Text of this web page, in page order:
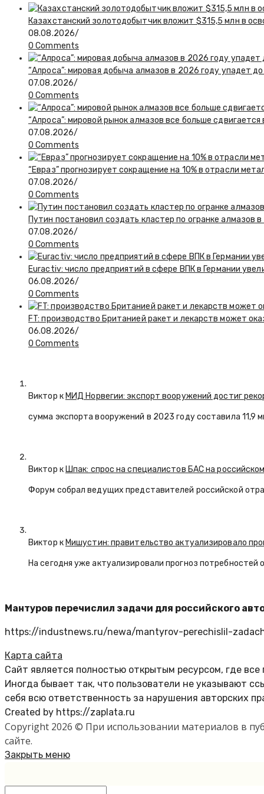
Казахстанский золотодобытчик вложит $315,5 млн в
08.08.2026/
0 Comments
“Алроса”: мировая добыча алмазов в 2026 году упадет
07.08.2026/
0 Comments
“Алроса”: мировой рынок алмазов все больше
07.08.2026/
0 Comments
“Евраз” прогнозирует сокращение на 10% в отрасли
07.08.2026/
0 Comments
Путин постановил создать кластер по огранке алмазов
07.08.2026/
0 Comments
Euractiv: число предприятий в сфере ВПК в Германии
06.08.2026/
0 Comments
FT: производство Британией ракет и лекарств может
06.08.2026/
0 Comments
Виктор кМИД Норвегии: экспорт вооружений достиг
сумма экспорта вооружений в 2023 году составила 11,9
Виктор кШпак: спрос на специалистов БАС на
Форум собрал ведущих представителей российской
Виктор кМишустин: правительство актуализировало
На сегодня уже актуализировали прогноз
Мантуров перечислил задачи для российского
https://industnews.ru/newa/mantyrov-perechislil-
Карта сайта
Сайт является полностью открытым ресурсом, где
Иногда бывает так, что пользователи не указывают
себя всю ответственность за нарушения авторских
Created by https://zaplata.ru
Copyright 2026 © При использовании материалов в
сайте.
Закрыть меню